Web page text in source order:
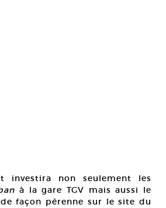
investira non seulement les
à la gare TGV mais aussi le
façon pérenne sur le site du